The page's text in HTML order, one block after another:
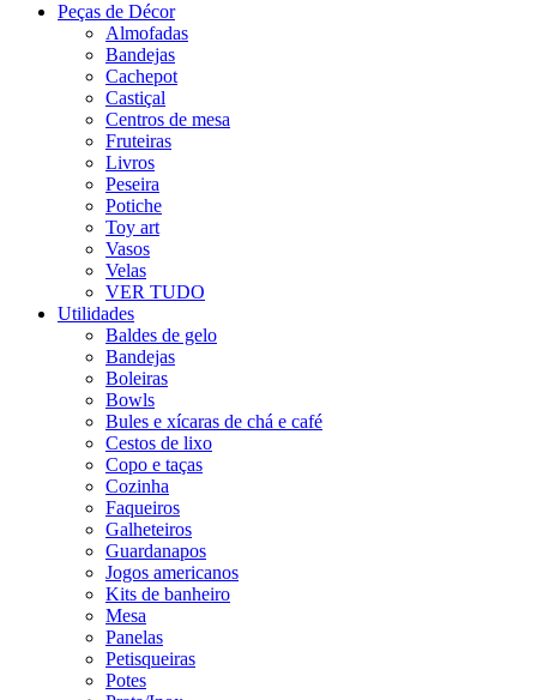
Peças de Décor
Almofadas
Bandejas
Cachepot
Castiçal
Centros de mesa
Fruteiras
Livros
Peseira
Potiche
Toy art
Vasos
Velas
VER TUDO
Utilidades
Baldes de gelo
Bandejas
Boleiras
Bowls
Bules e xícaras de chá e café
Cestos de lixo
Copo e taças
Cozinha
Faqueiros
Galheteiros
Guardanapos
Jogos americanos
Kits de banheiro
Mesa
Panelas
Petisqueiras
Potes